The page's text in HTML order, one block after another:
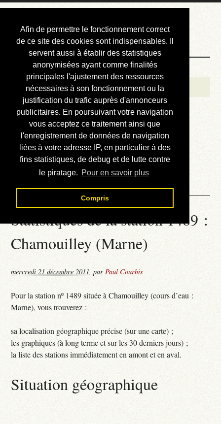
Afin de permettre le fonctionnement correct
de ce site des cookies sont indispensables. Il
servent aussi à établir des statistiques
anonymisées ayant comme finalités
principales l'ajustement des ressources
nécessaires à son fonctionnement ou la
justification du trafic auprès d'annonceurs
publicitaires. En poursuivant votre navigation
vous acceptez ce traitement ainsi que
l'enregistrement de données de navigation
liées à votre adresse IP, en particulier à des
fins statistiques, de debug et de lutte contre
le piratage. Pour en savoir plus
Compris
Courbis, « LE »
Blog Officiel
Bienvenue
Réalisations
Divers (et d’été)
Annonces
Liens externes
Téléchargement
Contact
Statistiques de la station 1489 :
Chamouilley (Marne)
mercredi 21 décembre 2011,parPaul Courbis
Pour la station nº 1489 située à Chamouilley (cours d’eau :
Marne), vous trouverez :
sa localisation géographique précise (sur une carte) ;
les graphiques (à long terme et sur les 30 derniers jours) ;
la liste des stations immédiatement en amont et en aval.
Situation géographique